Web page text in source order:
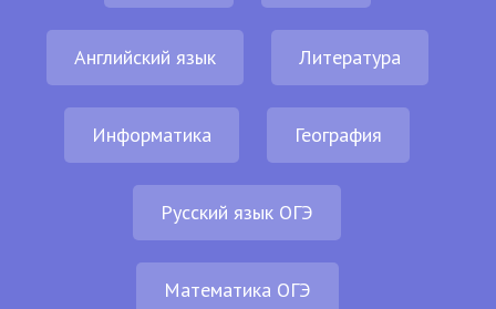
Английский язык Литература
Информатика География
Русский язык ОГЭ
Математика ОГЭ